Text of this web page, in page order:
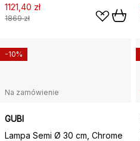
1121,40 zł
1869 zł
Na zamówienie
GUBI
Lampa Semi Ø 30 cm, Chrome
-10%